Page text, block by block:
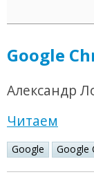
Google
Александр
Читаем
Google Google